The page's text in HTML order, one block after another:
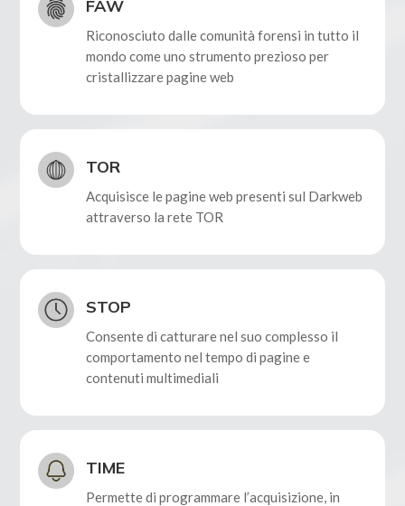
FAW
Riconosciuto dalle comunità forensi in tutto il
mondo come uno strumento prezioso per
cristallizzare pagine web
TOR
Acquisisce le pagine web presenti sul Darkweb
attraverso la rete TOR
STOP
Consente di catturare nel suo complesso il
comportamento nel tempo di pagine e
contenuti multimediali
TIME
Permette di programmare l’acquisizione, in